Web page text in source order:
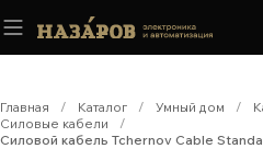
Главная / Каталог / Умный дом /
Силовые кабели
/
Силовой кабель Tchernov Cable